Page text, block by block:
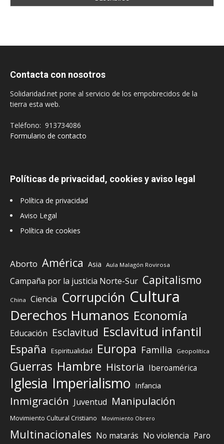
Contacta con nosotros
Solidaridad.net pone al servicio de los empobrecidos de la
tierra esta web.
Teléfono: 913734086
Formulario de contacto
Políticas de privacidad, cookies y aviso legal
Política de privacidad
Aviso Legal
Política de cookies
Aborto América Asia Aula Malagón Rovirosa
Campaña por la justicia Norte-Sur Capitalismo
China Ciencia Corrupción Cultura
Derechos Humanos Economía
Educación Esclavitud Esclavitud infantil
España Espiritualidad Europa Familia Geopolítica
Guerras Hambre Historia Iberoamérica
Iglesia Imperialismo Infancia
Inmigración Juventud Manipulación
Movimiento Cultural Cristiano Movimiento Obrero
Multinacionales No matarás No violencia Paro